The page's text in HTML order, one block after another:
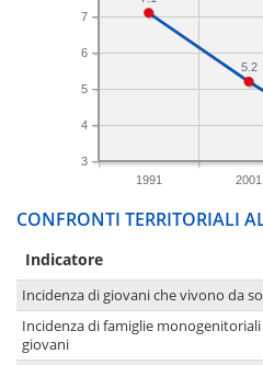
1991 2001
3
4
5
6
7
5.2
CONFRONTI TERRITORIALI
Indicatore
Incidenza di giovani che vivono da
Incidenza di famiglie monogenitoriali
giovani